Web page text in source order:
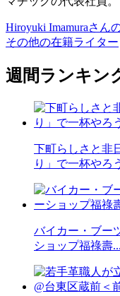
Hiroyuki Imamuraさん
その他の在籍ライター
週間ランキン
下町らしさと非
り」で一杯やろ
バイカー・ブー
ショップ福祿壽...